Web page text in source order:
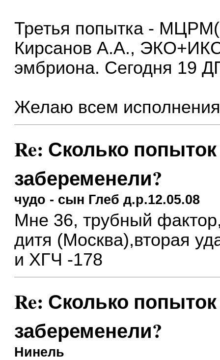
Третья попытка -
Кирсанов А.А.,
эмбриона. Сегодня 19
Желаю всем
Re: Сколько
забеременели?
чудо - сын Глеб д.р.12.05.08
Мне 36, трубный
дитя (Москва),вторая
и ХГЧ -178
Re: Сколько
забеременели?
Нинель